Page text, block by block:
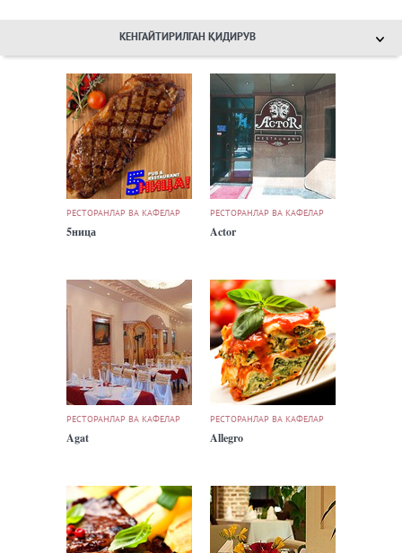
КЕНГАЙТИРИЛГАН ҚИДИРУВ
РЕСТОРАНЛАР ВА КАФЕЛАР
5ница
РЕСТОРАНЛАР ВА КАФЕЛАР
Actor
РЕСТОРАНЛАР ВА КАФЕЛАР
Agat
РЕСТОРАНЛАР ВА КАФЕЛАР
Allegro